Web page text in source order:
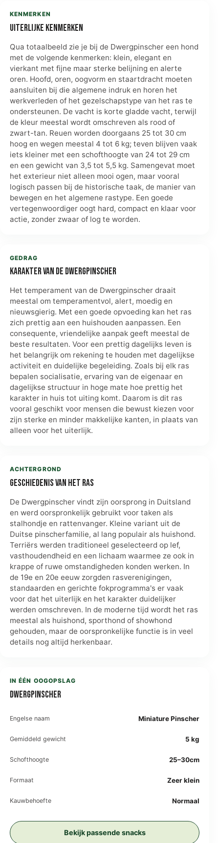
KENMERKEN
Uiterlijke kenmerken
Qua totaalbeeld zie je bij de Dwergpinscher een hond
met de volgende kenmerken: klein, elegant en
vierkant met fijne maar sterke belijning en alerte
oren. Hoofd, oren, oogvorm en staartdracht moeten
aansluiten bij die algemene indruk en horen het
werkverleden of het gezelschapstype van het ras te
ondersteunen. De vacht is korte gladde vacht, terwijl
de kleur meestal wordt omschreven als rood of
zwart-tan. Reuen worden doorgaans 25 tot 30 cm
hoog en wegen meestal 4 tot 6 kg; teven blijven vaak
iets kleiner met een schofthoogte van 24 tot 29 cm
en een gewicht van 3,5 tot 5,5 kg. Samengevat moet
het exterieur niet alleen mooi ogen, maar vooral
logisch passen bij de historische taak, de manier van
bewegen en het algemene rastype. Een goede
vertegenwoordiger oogt hard, compact en klaar voor
actie, zonder zwaar of log te worden.
GEDRAG
Karakter van de Dwergpinscher
Het temperament van de Dwergpinscher draait
meestal om temperamentvol, alert, moedig en
nieuwsgierig. Met een goede opvoeding kan het ras
zich prettig aan een huishouden aanpassen. Een
consequente, vriendelijke aanpak geeft meestal de
beste resultaten. Voor een prettig dagelijks leven is
het belangrijk om rekening te houden met dagelijkse
activiteit en duidelijke begeleiding. Zoals bij elk ras
bepalen socialisatie, ervaring van de eigenaar en
dagelijkse structuur in hoge mate hoe prettig het
karakter in huis tot uiting komt. Daarom is dit ras
vooral geschikt voor mensen die bewust kiezen voor
zijn sterke en minder makkelijke kanten, in plaats van
alleen voor het uiterlijk.
ACHTERGROND
Geschiedenis van het ras
De Dwergpinscher vindt zijn oorsprong in Duitsland
en werd oorspronkelijk gebruikt voor taken als
stalhondje en rattenvanger. Kleine variant uit de
Duitse pinscherfamilie, al lang populair als huishond.
Terriërs werden traditioneel geselecteerd op lef,
vasthoudendheid en een lichaam waarmee ze ook in
krappe of ruwe omstandigheden konden werken. In
de 19e en 20e eeuw zorgden rasverenigingen,
standaarden en gerichte fokprogramma's er vaak
voor dat het uiterlijk en het karakter duidelijker
werden omschreven. In de moderne tijd wordt het ras
meestal als huishond, sporthond of showhond
gehouden, maar de oorspronkelijke functie is in veel
details nog altijd herkenbaar.
IN ÉÉN OOGOPSLAG
Dwergpinscher
Engelse naam Miniature Pinscher
Gemiddeld gewicht 5 kg
Schofthoogte 25–30cm
Formaat Zeer klein
Kauwbehoefte Normaal
Bekijk passende snacks